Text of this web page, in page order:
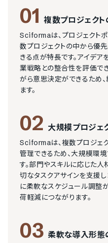
01 複数プロジェク
Sciformaは、プロジェクトポ
数プロジェクトの中から優
きる点が特長です。アイデ
業戦略との整合性を評価で
がら意思決定ができるため
ます。
02 大規模プロジェ
Sciformaは、複数プロジェ
管理できるため、大規模環
す。部門やスキルに応じた人
切なタスクアサインを支援
に柔軟なスケジュール調整
荷軽減につながります。
03 柔軟な導入形態